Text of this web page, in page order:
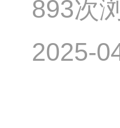
893次
2025-